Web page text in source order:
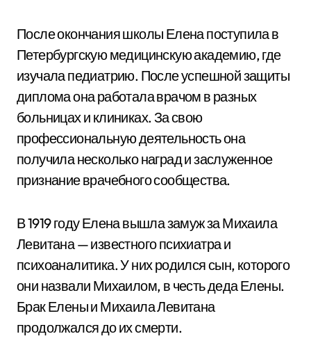
После окончания школы Елена поступила в
Петербургскую медицинскую академию, где
изучала педиатрию. После успешной защиты
диплома она работала врачом в разных
больницах и клиниках. За свою
профессиональную деятельность она
получила несколько наград и заслуженное
признание врачебного сообщества.
В 1919 году Елена вышла замуж за Михаила
Левитана — известного психиатра и
психоаналитика. У них родился сын, которого
они назвали Михаилом, в честь деда Елены.
Брак Елены и Михаила Левитана
продолжался до их смерти.